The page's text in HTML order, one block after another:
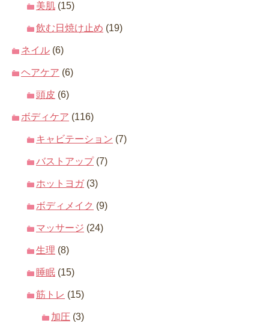
美肌 (15)
飲む日焼け止め (19)
ネイル (6)
ヘアケア (6)
頭皮 (6)
ボディケア (116)
キャビテーション (7)
バストアップ(7)
ホットヨガ(3)
ボディメイク (9)
マッサージ (24)
生理 (8)
睡眠 (15)
筋トレ (15)
加圧 (3)